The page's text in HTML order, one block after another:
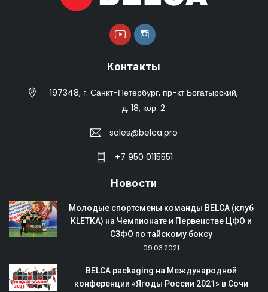
Контакты
197348, г. Санкт-Петербург, пр-кт Богатырский,
д. 18, кор. 2
sales@belca.pro
+7 950 0115551
Новости
Молодые спортсмены команды BELCA (клуб
KLETKA) на Чемпионате и Первенстве ЦФО и
СЗФО по тайскому боксу
09.03.2021
BELCA packaging на Международной
конференции «Ягоды России 2021» в Сочи